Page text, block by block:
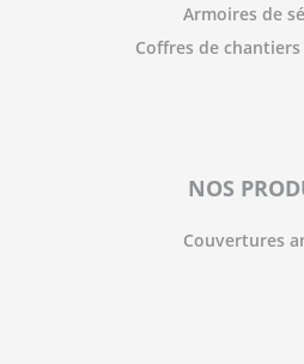
Armoires de
Coffres de chantiers
NOS
Couvertures